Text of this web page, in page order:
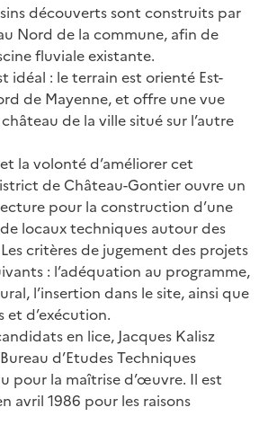
découverts sont construits par
Nord de la commune, afin de
fluviale existante.
idéal : le terrain est orienté Est-
de Mayenne, et offre une vue
de la ville situé sur l’autre
la volonté d’améliorer cet
de Château-Gontier ouvre un
pour la construction d’une
locaux techniques autour des
critères de jugement des projets
: l’adéquation au programme,
l’insertion dans le site, ainsi que
et d’exécution.
en lice, Jacques Kalisz
d’Etudes Techniques
pour la maîtrise d’œuvre. Il est
avril 1986 pour les raisons